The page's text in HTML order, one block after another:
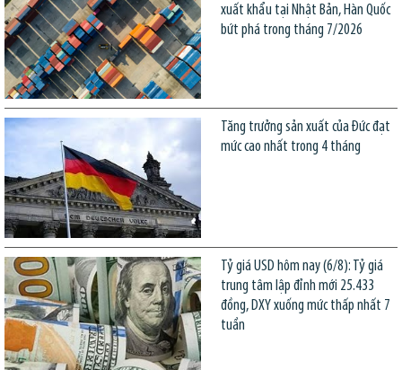
xuất khẩu tại Nhật Bản, Hàn Quốc
bứt phá trong tháng 7/2026
Tăng trưởng sản xuất của Đức đạt
mức cao nhất trong 4 tháng
Tỷ giá USD hôm nay (6/8): Tỷ giá
trung tâm lập đỉnh mới 25.433
đồng, DXY xuống mức thấp nhất 7
tuần